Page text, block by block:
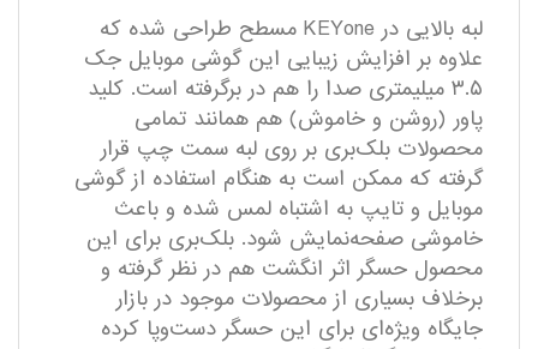
لبه بالایی در KEYone مسطح طراحی شده که
علاوه بر افزایش زیبایی این گوشی موبایل جک
۳.۵ میلیمتری صدا را هم در برگرفته است. کلید
پاور (روشن و خاموش) هم همانند تمامی
محصولات بلک‌بری بر روی لبه سمت چپ قرار
گرفته که ممکن است به هنگام استفاده از گوشی
موبایل و تایپ به اشتباه لمس شده و باعث
خاموشی صفحه‌نمایش شود. بلک‌بری برای این
محصول حسگر اثر انگشت هم در نظر گرفته و
برخلاف بسیاری از محصولات موجود در بازار
جایگاه ویژه‌‌ای برای این حسگر دست‌و‌پا کرده